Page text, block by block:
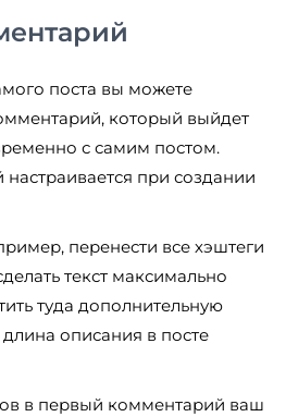
поста вы можете
который выйдет
с самим постом.
при создании
перенести все хэштеги
текст максимально
туда дополнительную
описания в посте
в первый комментарий ваш